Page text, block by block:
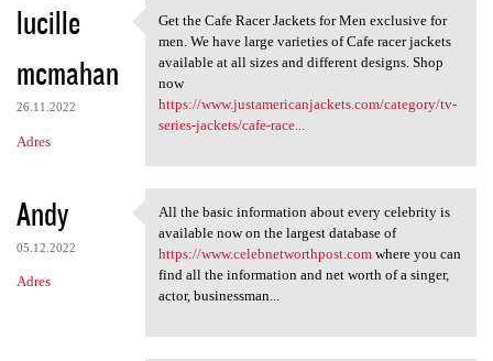
lucille
mcmahan
26.11.2022
Adres
Get the Cafe Racer Jackets
Get the Cafe Racer Jackets for Men exclusive for
men. We have large varieties of Cafe racer jackets
available at all sizes and different designs. Shop
now
https://www.justamericanjackets.com/category/tv-
series-jackets/cafe-race...
Andy
05.12.2022
Adres
All the basic information
All the basic information about every celebrity is
available now on the largest database of
https://www.celebnetworthpost.comwhere you can
find all the information and net worth of a singer,
actor, businessman...